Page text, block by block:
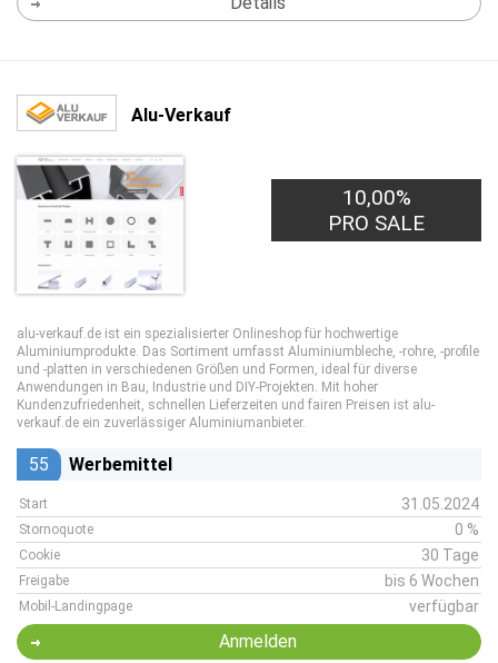
Alu-Verkauf
10,00%
PRO SALE
alu-verkauf.de ist ein spezialisierter Onlineshop für hochwertige
Aluminiumprodukte. Das Sortiment umfasst Aluminiumbleche, -rohre, -profile
und -platten in verschiedenen Größen und Formen, ideal für diverse
Anwendungen in Bau, Industrie und DIY-Projekten. Mit hoher
Kundenzufriedenheit, schnellen Lieferzeiten und fairen Preisen ist alu-
verkauf.de ein zuverlässiger Aluminiumanbieter.
55 Werbemittel
Start 31.05.2024
Stornoquote 0 %
Cookie 30 Tage
Freigabe bis 6 Wochen
Mobil-Landingpage verfügbar
Anmelden